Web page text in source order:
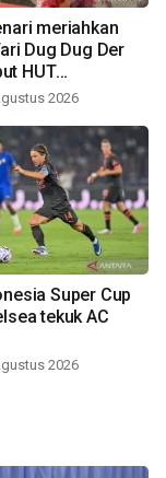
meriahkan
Dug Dug Der
HUT
2026
Super Cup
tekuk AC
2026